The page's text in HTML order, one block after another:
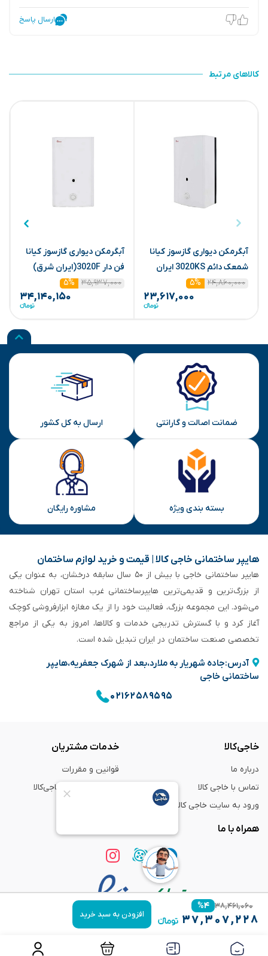
۳۸,۴۶۱,۰۶۰ ۴%
۳۷,۳۰۷,۲۲۸ افزودن به سبد خرید
ارسال پاسخ
کالاهای مرتبط
آبگرمکن دیواری گازسوز کیانا
شمعک دائم 3020KS ایران
شرق
۲۴,۸۶۰,۰۰۰ ۵%
۲۳,۶۱۷,۰۰۰
آبگرمکن دیواری گازسوز کیانا
فن دار 3020F(ایران شرق)
۳۵,۹۳۷,۰۰۰
۵%
۳۴,۱۴۰,۱۵۰
ضمانت اصالت و گارانتی ارسال به کل کشور
بسته بندی ویژه مشاوره رایگان
هایپر ساختمانی خاجی‌ کالا | قیمت و خرید لوازم ساختمان
هایپر ساختمانی خاجی‌ با بیش از ۵۰ سال سابقه‌ درخشان، به عنوان یکی
از بزرگ‌ترین و قدیمی‌ترین هایپرساختمانی‌ غرب استان تهران شناخته
می‌شود. این مجموعه بزرگ، فعالیت خود را از یک مغازه ابزارفروشی کوچک
آغاز کرد و با گسترش تدریجی خدمات و کالاها، امروز به یکی از مراجع
تخصصی صنعت ساختمان در ایران تبدیل شده است.
آدرس:جاده شهریار به ملارد،بعد از شهرک جعفریه،هایپر
ساختمانی خاجی
۰۲۱۶۲۵۸۹۵۹۵
خاجی‌کالا
درباره ما
تماس با خاجی کالا
ورود به سایت خاجی‌ کالا
خدمات مشتریان
قوانین و مقررات
راهنمای خرید از خاجی‌کالا
همراه با ما
استفاده از مطالب فروشگاه اینترنتی خاجی‌ کالا فقط برای مقاصد غیر تجاری و با ذکر